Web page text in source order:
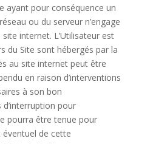
ayant pour conséquence un
ou du serveur n’engage
internet. L’Utilisateur est
du Site sont hébergés par la
au site internet peut être
en raison d’interventions
à son bon
pour
pourra être tenue pour
éventuel de cette